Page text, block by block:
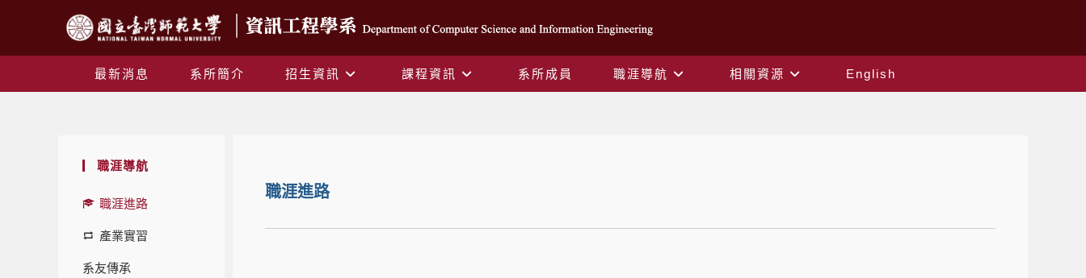
最新消息 系所簡介 招生資訊 課程資訊 系所成員 職涯導航 相關資源
English
職涯導航
職涯進路
產業實習
系友傳承
職涯進路